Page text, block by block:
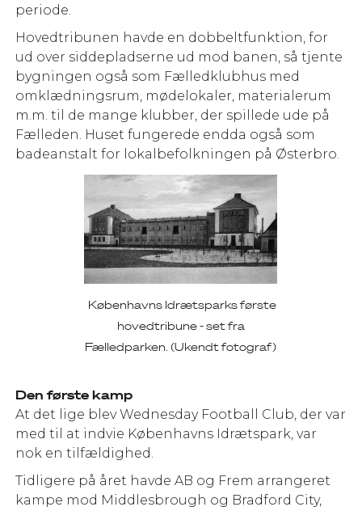
periode.
Hovedtribunen havde en dobbeltfunktion, for
ud over siddepladserne ud mod banen, så tjente
bygningen også som Fælledklubhus med
omklædningsrum, mødelokaler, materialerum
m.m. til de mange klubber, der spillede ude på
Fælleden. Huset fungerede endda også som
badeanstalt for lokalbefolkningen på Østerbro.
Københavns Idrætsparks første
hovedtribune - set fra
Fælledparken. (Ukendt fotograf)
Den første kamp
At det lige blev Wednesday Football Club, der var
med til at indvie Københavns Idrætspark, var
nok en tilfældighed.
Tidligere på året havde AB og Frem arrangeret
kampe mod Middlesbrough og Bradford City,